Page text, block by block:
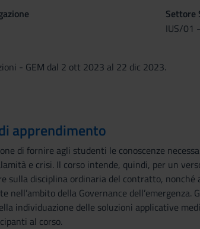
Settore
IUS/01
- GEM dal 2 ott 2023 al 22 dic 2023.
apprendimento
di fornire agli studenti le conoscenze
e crisi. Il corso intende, quindi, per un
sulla disciplina ordinaria del contratto,
nell’ambito della Governance
individuazione delle soluzioni applicative
al corso.